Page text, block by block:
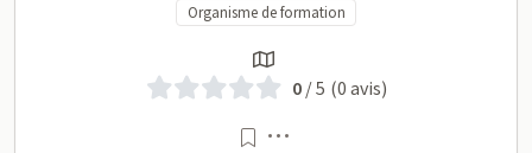
Organisme de formation
0/ 5 (0 avis)